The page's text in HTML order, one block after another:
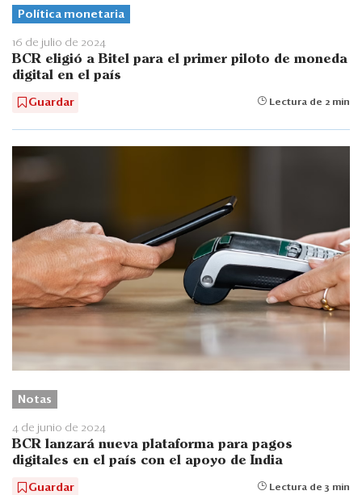
Política monetaria
16 de julio de 2024
BCR eligió a Bitel para el primer piloto de moneda
digital en el país
Guardar Lectura de 2 min
Notas
4 de junio de 2024
BCR lanzará nueva plataforma para pagos
digitales en el país con el apoyo de India
Guardar Lectura de 3 min